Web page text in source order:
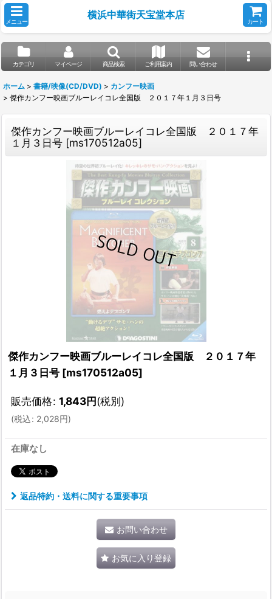
メニュー
横浜中華街天宝堂本店
カート
カテゴリ マイページ 商品検索 ご利用案内 問い合わせ
ホーム > 書籍/映像(CD/DVD) > カンフー映画
> 傑作カンフー映画ブルーレイコレ全国版 ２０１７年１月３日号
傑作カンフー映画ブルーレイコレ全国版 ２０１７年
１月３日号 [ms170512a05]
傑作カンフー映画ブルーレイコレ全国版 ２０１７年
１月３日号 [ms170512a05]
販売価格: 1,843円(税別)
(税込: 2,028円)
在庫なし
返品特約・送料に関する重要事項
お問い合わせ
お気に入り登録